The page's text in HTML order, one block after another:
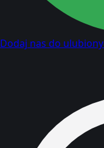
Dodaj nas do